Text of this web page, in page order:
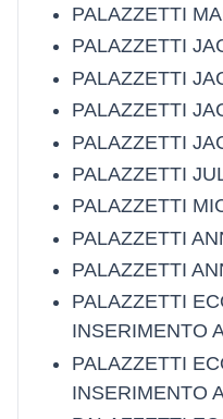
PALAZZETTI
PALAZZETTI
PALAZZETTI
PALAZZETTI
PALAZZETTI
PALAZZETTI
PALAZZETTI
PALAZZETTI
PALAZZETTI
PALAZZETTI
INSERIMENTO
PALAZZETTI
INSERIMENTO